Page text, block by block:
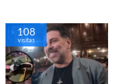
108
visitas